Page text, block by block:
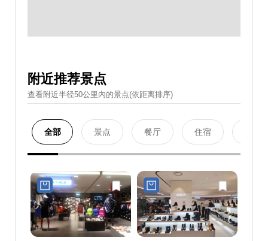
附近推荐景点
查看附近半径50公里內的景点(依距离排序)
全部 景点 餐厅 住宿